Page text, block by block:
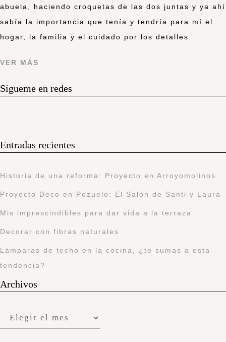
abuela, haciendo croquetas de las dos juntas y ya ahí
sabía la importancia que tenía y tendría para mí el
hogar, la familia y el cuidado por los detalles.
VER MÁS
Sígueme en redes
Entradas recientes
Historia de una reforma: Proyecto en Arroyomolinos
Proyecto Deco en Pozuelo: El Salón de Santi y Laura
Mis imprescindibles para dar vida a la terraza
Decorar con fibras naturales
Lámparas de techo en la cocina, ¿te sumas a esta
tendencia?
Archivos
Archivos